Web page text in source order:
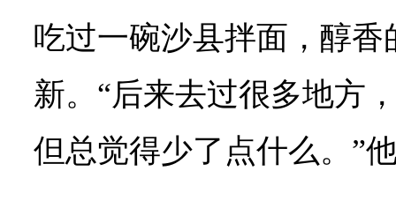
吃过一碗沙县拌面，醇
新。“后来去过很多地方
但总觉得少了点什么。”